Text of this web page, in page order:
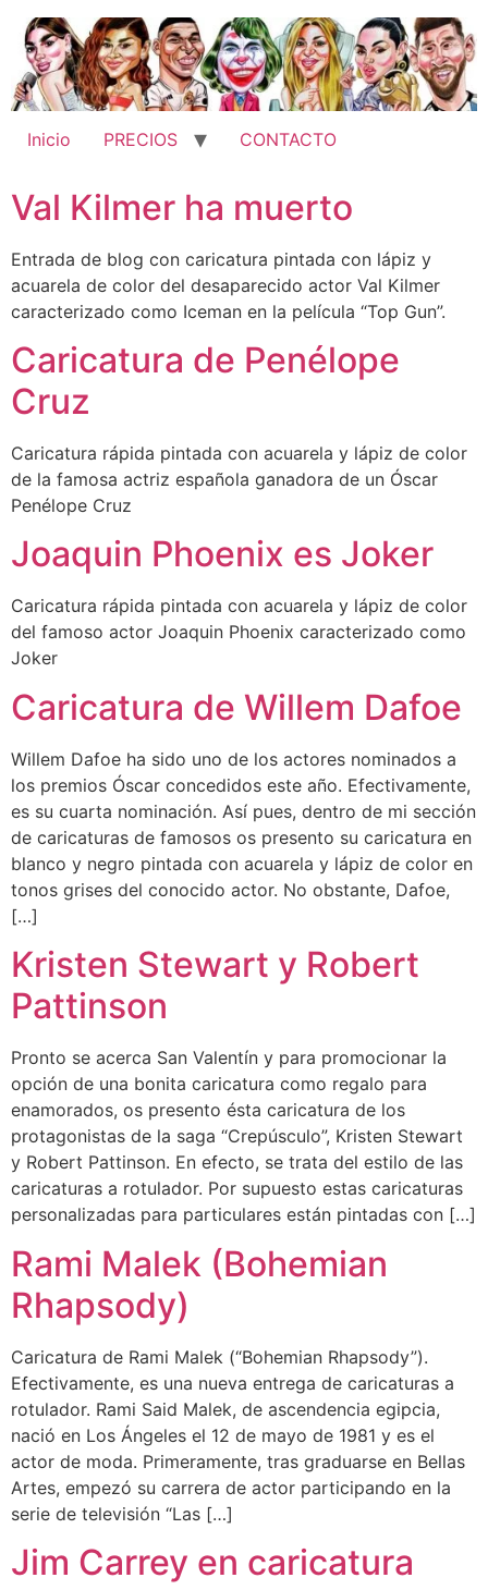
contenido
Inicio PRECIOS CONTACTO
Val Kilmer ha muerto
Entrada de blog con caricatura pintada con lápiz y
acuarela de color del desaparecido actor Val Kilmer
caracterizado como Iceman en la película “Top Gun”.
Caricatura de Penélope
Cruz
Caricatura rápida pintada con acuarela y lápiz de color
de la famosa actriz española ganadora de un Óscar
Penélope Cruz
Joaquin Phoenix es Joker
Caricatura rápida pintada con acuarela y lápiz de color
del famoso actor Joaquin Phoenix caracterizado como
Joker
Caricatura de Willem Dafoe
Willem Dafoe ha sido uno de los actores nominados a
los premios Óscar concedidos este año. Efectivamente,
es su cuarta nominación. Así pues, dentro de mi sección
de caricaturas de famosos os presento su caricatura en
blanco y negro pintada con acuarela y lápiz de color en
tonos grises del conocido actor. No obstante, Dafoe,
[…]
Kristen Stewart y Robert
Pattinson
Pronto se acerca San Valentín y para promocionar la
opción de una bonita caricatura como regalo para
enamorados, os presento ésta caricatura de los
protagonistas de la saga “Crepúsculo”, Kristen Stewart
y Robert Pattinson. En efecto, se trata del estilo de las
caricaturas a rotulador. Por supuesto estas caricaturas
personalizadas para particulares están pintadas con […]
Rami Malek (Bohemian
Rhapsody)
Caricatura de Rami Malek (“Bohemian Rhapsody”).
Efectivamente, es una nueva entrega de caricaturas a
rotulador. Rami Said Malek, de ascendencia egipcia,
nació en Los Ángeles el 12 de mayo de 1981 y es el
actor de moda. Primeramente, tras graduarse en Bellas
Artes, empezó su carrera de actor participando en la
serie de televisión “Las […]
Jim Carrey en caricatura